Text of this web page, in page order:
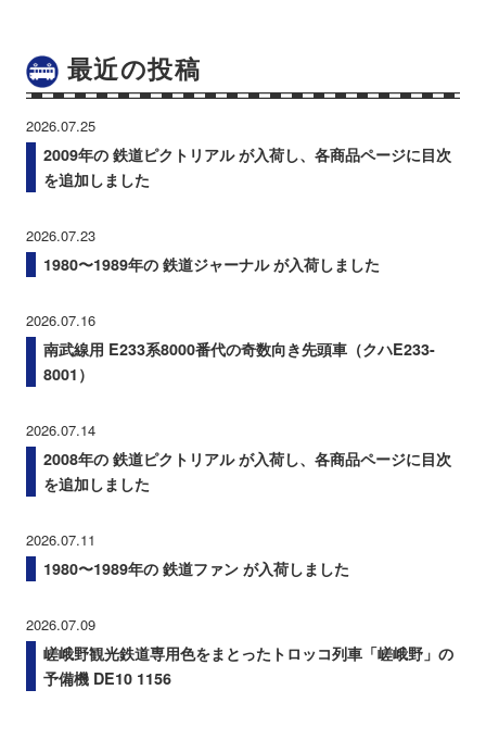
最近の投稿
2026.07.25
2009年の 鉄道ピクトリアル が入荷し、各商品ページに目次
を追加しました
2026.07.23
1980〜1989年の 鉄道ジャーナル が入荷しました
2026.07.16
南武線用 E233系8000番代の奇数向き先頭車（クハE233-
8001）
2026.07.14
2008年の 鉄道ピクトリアル が入荷し、各商品ページに目次
を追加しました
2026.07.11
1980〜1989年の 鉄道ファン が入荷しました
2026.07.09
嵯峨野観光鉄道専用色をまとったトロッコ列車「嵯峨野」の
予備機 DE10 1156